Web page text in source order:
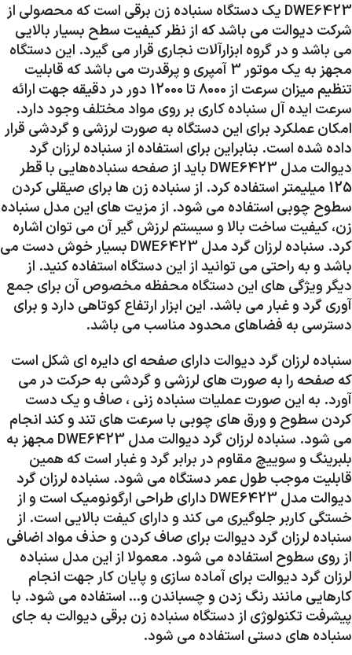
DWE6423 یک دستگاه سنباده زن برقی است که محصولی از
شرکت دیوالت می باشد که از نظر کیفیت سطح بسیار بالایی
می باشد و در گروه ابزارآلات نجاری قرار می گیرد. این دستگاه
مجهز به یک موتور 3 آمپری و پرقدرت می باشد که قابلیت
تنظیم میزان سرعت از 8000 تا 12000 دور در دقیقه جهت ارائه
سرعت ایده آل سنباده کاری بر روی مواد مختلف وجود دارد.
امکان عملکرد برای این دستگاه به صورت لرزشی و گردشی قرار
داده شده است. بنابراین برای استفاده از سنباده لرزان گرد
دیوالت مدل DWE6423 باید از صفحه سنباده‌هایی با قطر
125 میلیمتر استفاده کرد. از سنباده زن ها برای صیقلی کردن
سطوح چوبی استفاده می شود. از مزیت های این مدل سنباده
زن، کیفیت ساخت بالا و سیستم لرزش گیر آن می توان اشاره
کرد. سنباده لرزان گرد مدل DWE6423 بسیار خوش دست می
باشد و به راحتی می توانید از این دستگاه استفاده کنید. از
دیگر ویژگی های این دستگاه محفظه مخصوص آن برای جمع
آوری گرد و غبار می باشد. این ابزار ارتفاع کوتاهی دارد و برای
دسترسی به فضاهای محدود مناسب می باشد.
سنباده لرزان گرد دیوالت دارای صفحه ای دایره ای شکل است
که صفحه را به صورت های لرزشی و گردشی به حرکت در می
آورد. به این صورت عملیات سنباده زنی ، صاف و یک دست
کردن سطوح و ورق های چوبی با سرعت های تند و کند انجام
می شود. سنباده لرزان گرد دیوالت مدل DWE6423 مجهز به
بلبرینگ و سوییچ مقاوم در برابر گرد و غبار است که همین
قابلیت موجب طول عمر دستگاه می شود. سنباده لرزان گرد
دیوالت مدل DWE6423 دارای طراحی ارگونومیک است و از
خستگی کاربر جلوگیری می کند و دارای کیفت بالایی است. از
سنباده لرزان گرد دیوالت برای صاف کردن و حذف مواد اضافی
از روی سطوح استفاده می شود. معمولا از این مدل سنباده
لرزان گرد دیوالت برای آماده سازی و پایان کار جهت انجام
کارهایی مانند رنگ زدن و چسباندن و… استفاده می شود. با
پیشرفت تکنولوژی از دستگاه سنباده زن برقی دیوالت به جای
سنباده های دستی استفاده می شود.